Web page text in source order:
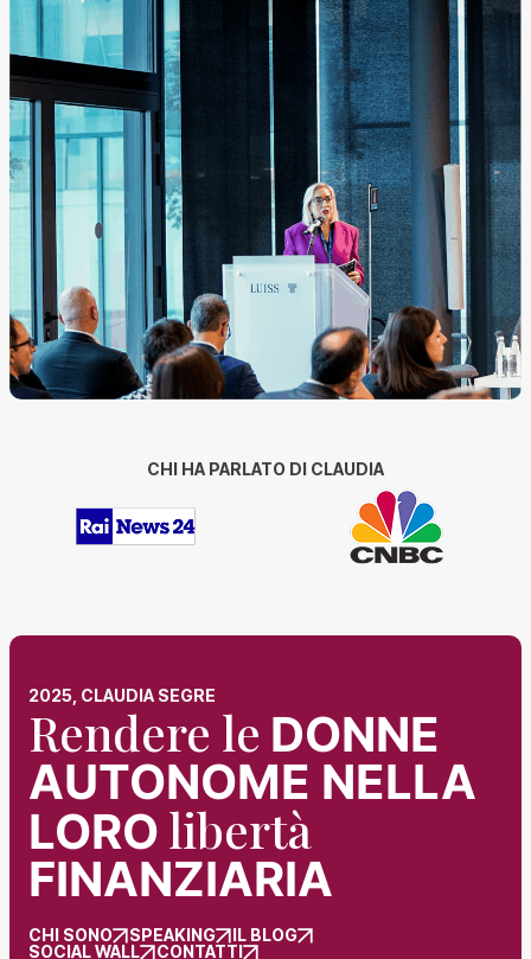
CHI HA PARLATO DI CLAUDIA
2025, CLAUDIA SEGRE
Rendere le DONNE
AUTONOME NELLA
LORO libertà
FINANZIARIA
CHI SONO SPEAKING
IL BLOG
SOCIAL WALL
CONTATTI